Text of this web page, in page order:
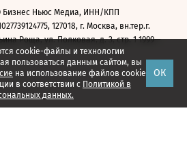
cookie-файлы и технологии
пользоваться данным сайтом, вы
на использование файлов cookie
в соответствии с Политикой в
данных.
ОК
Ньюс Медиа, ИНН/КПП
127018, г. Москва, вн.тер.г.
Роща, ул. Полковая, д. 3, стр. 1 1999—